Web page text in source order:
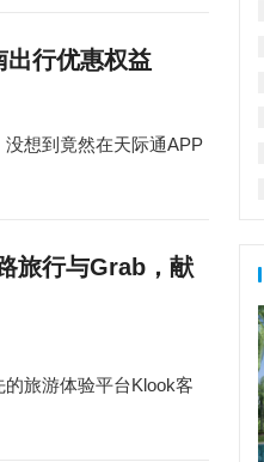
行优惠权益
想到竟然在天际通APP
旅行与Grab，献
旅游体验平台Klook客